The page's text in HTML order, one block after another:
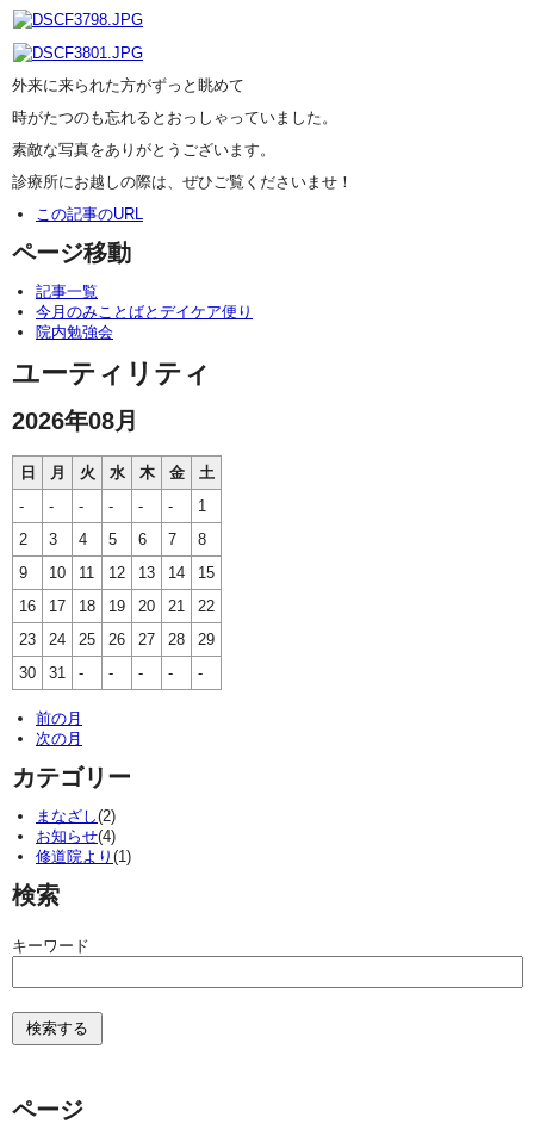
外来に来られた方がずっと眺めて
時がたつのも忘れるとおっしゃっていました。
素敵な写真をありがとうございます。
診療所にお越しの際は、ぜひご覧くださいませ！
この記事のURL
ページ移動
記事一覧
今月のみことばとデイケア便り
院内勉強会
ユーティリティ
2026年08月
日 月 火 水 木 金
土
-
- - - - -
1
2
3 4 5 6 7
8
9
10 11 12 13 14
15
16
17 18 19 20 21
22
23
24 25 26 27 28
29
30
31 - - - - -
前の月
次の月
カテゴリー
まなざし(2)
お知らせ(4)
修道院より (1)
検索
キーワード
ページ